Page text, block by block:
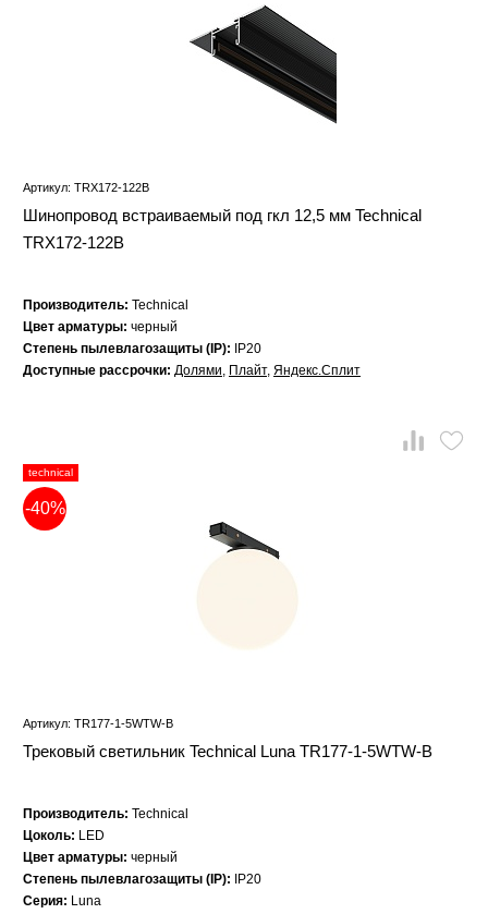
Артикул: TRX172-122B
Шинопровод встраиваемый под гкл 12,5 мм Technical
TRX172-122B
Производитель: Technical
Цвет арматуры: черный
Степень пылевлагозащиты (IP):
IP20
Доступные рассрочки: Долями, Плайт, Яндекс.Сплит
technical
-40%
Артикул: TR177-1-5WTW-B
Трековый светильник Technical Luna TR177-1-5WTW-B
Производитель: Technical
Цоколь: LED
Цвет арматуры: черный
Степень пылевлагозащиты (IP):
IP20
Серия: Luna